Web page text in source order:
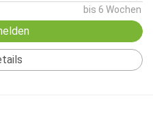
bis 6 Wochen